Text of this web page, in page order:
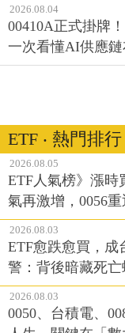
2026.08.04
00410A正式掛牌
一次看懂AI供應鏈
ETF ‧ 熱門排行
2026.08.05
ETF人氣榜》漲時
氣再激增，0056
2026.08.03
ETF愈跌愈買，成
警：背後暗藏死
2026.08.03
0050、台積電、